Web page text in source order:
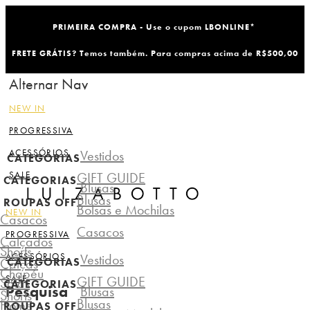
PRIMEIRA COMPRA - Use o cupom LBONLINE*
FRETE GRÁTIS? Temos também. Para compras acima de R$500,00
Alternar Nav
NEW IN
PROGRESSIVA
CATEGORIASVestidos
Blusas
Casacos
Shorts
Saias
ACESSÓRIOS
CATEGORIASGIFT GUIDE
Bolsas e Mochilas
Calçados
Chapéu
Home
SALE
ROUPAS OFFBlusas
Casacos
Calças
Shorts
NEW IN
PROGRESSIVA
CATEGORIASVestidos
Blusas
ACESSÓRIOS
CATEGORIASGIFT GUIDE
SALE
ROUPAS OFFBlusas
Pesquisa